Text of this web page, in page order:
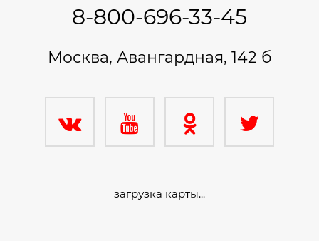
8-800-696-33-45
Москва, Авангардная, 142 б
загрузка карты...